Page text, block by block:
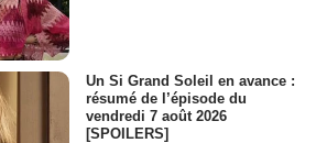
Un Si Grand Soleil en avance :
résumé de l’épisode du
vendredi 7 août 2026
[SPOILERS]